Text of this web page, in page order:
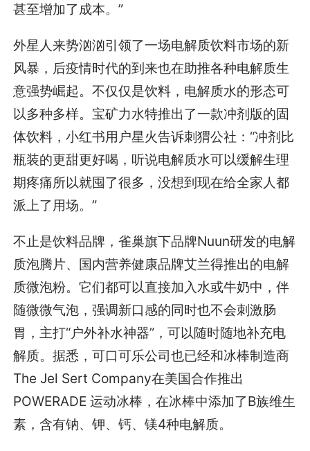
甚至增加了成本。”
外星人来势汹汹引领了一场电解质饮料市场的新
风暴，后疫情时代的到来也在助推各种电解质生
意强势崛起。不仅仅是饮料，电解质水的形态可
以多种多样。宝矿力水特推出了一款冲剂版的固
体饮料，小红书用户星火告诉刺猬公社：“冲剂比
瓶装的更甜更好喝，听说电解质水可以缓解生理
期疼痛所以就囤了很多，没想到现在给全家人都
派上了用场。”
不止是饮料品牌，雀巢旗下品牌Nuun研发的电解
质泡腾片、国内营养健康品牌艾兰得推出的电解
质微泡粉。它们都可以直接加入水或牛奶中，伴
随微微气泡，强调新口感的同时也不会刺激肠
胃，主打“户外补水神器”，可以随时随地补充电
解质。据悉，可口可乐公司也已经和冰棒制造商
The Jel Sert Company在美国合作推出
POWERADE 运动冰棒，在冰棒中添加了B族维生
素，含有钠、钾、钙、镁4种电解质。